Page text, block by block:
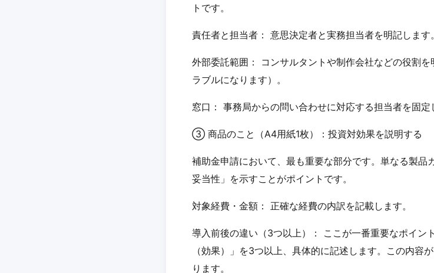
トです。
責任者と担当者： 意思決定者と実務担当者を明記します。
外部委託範囲： コンサルタントや制作会社などの役割
ラブルになります）。
窓口： 事務局からの問い合わせに対応する担当者を固定
③ 商品のこと（A4用紙1枚）：投資対効果を説明する
補助金申請において、最も重要な部分です。単なる製品
妥当性」を示すことがポイントです。
対象経費・金額： 正確な経費の内訳を記載します。
導入前後の違い（3つ以上）： ここが一番重要なポイン
（効果）」を3つ以上、具体的に記述します。この内容
ります。